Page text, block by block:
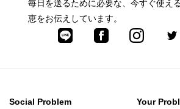
毎日を送るために必要な、今すぐ使え
恵をお伝えしています。
Social Problem Your